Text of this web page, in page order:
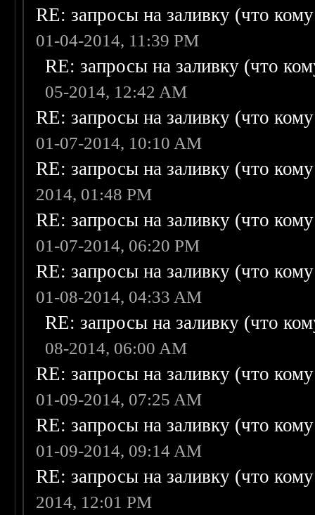
RE: запросы на заливку (что
01-04-2014, 11:39 PM
RE: запросы на заливку (что
05-2014, 12:42 AM
RE: запросы на заливку (что
01-07-2014, 10:10 AM
RE: запросы на заливку (что
2014, 01:48 PM
RE: запросы на заливку (что
01-07-2014, 06:20 PM
RE: запросы на заливку (что
01-08-2014, 04:33 AM
RE: запросы на заливку (что
08-2014, 06:00 AM
RE: запросы на заливку (что
01-09-2014, 07:25 AM
RE: запросы на заливку (что
01-09-2014, 09:14 AM
RE: запросы на заливку (что
2014, 12:01 PM